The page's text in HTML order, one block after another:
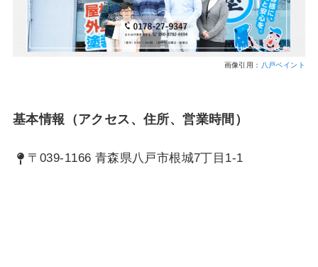
画像引用： 八戸ペイント
基本情報（アクセス、住所、営業時間）
〒039-1166 青森県八戸市根城7丁目1-1